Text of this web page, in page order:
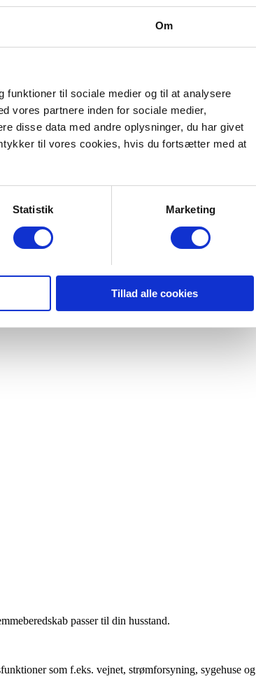
Om
funktioner til sociale medier og til at analysere
vores partnere inden for sociale medier,
disse data med andre oplysninger, du har givet
til vores cookies, hvis du fortsætter med at
Statistik Marketing
Tillad alle cookies
passer til din husstand.
som f.eks. vejnet, strømforsyning, sygehuse